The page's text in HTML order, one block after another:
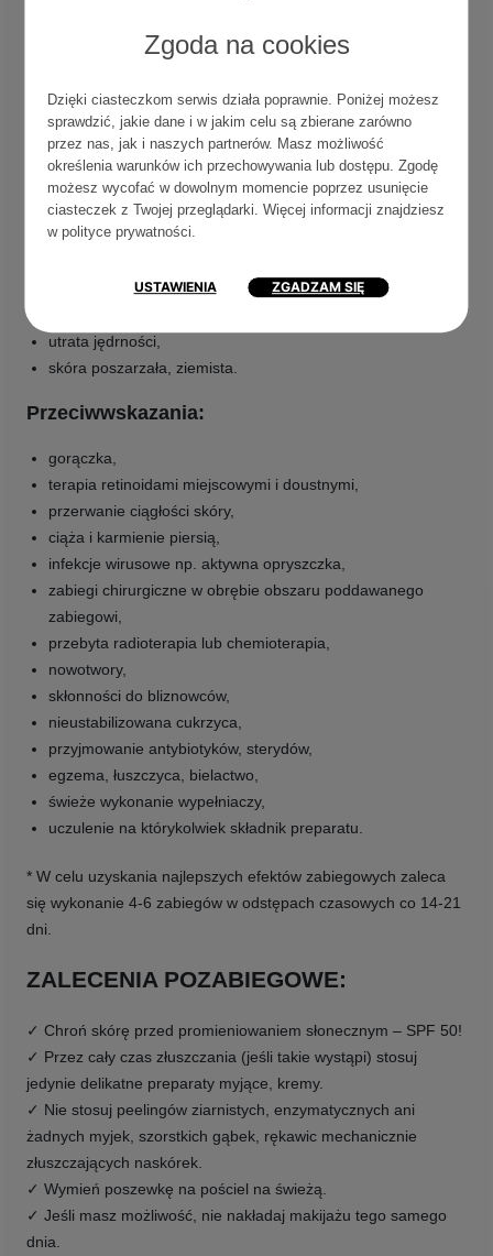
Zgoda na cookies
Dzięki ciasteczkom serwis działa poprawnie. Poniżej możesz
sprawdzić, jakie dane i w jakim celu są zbierane zarówno
przez nas, jak i naszych partnerów. Masz możliwość
określenia warunków ich przechowywania lub dostępu. Zgodę
możesz wycofać w dowolnym momencie poprzez usunięcie
ciasteczek z Twojej przeglądarki. Więcej informacji znajdziesz
w polityce prywatności.
USTAWIENIA ZGADZAM SIĘ
możliwość wnikać w
jeszcze głębsze warstwy skóry, co
bezpośrednio wpływa na mocniejsze działanie i szybsze
przywrócić prawidłową równowagę skórze.
Wskazania:
skóra potrzebująca rewitalizacji,
przebarwienia,
nadmierna produkcja sebum,
utrata jędrności,
skóra poszarzała, ziemista.
Przeciwwskazania:
gorączka,
terapia retinoidami miejscowymi i doustnymi,
przerwanie ciągłości skóry,
ciąża i karmienie piersią,
infekcje wirusowe np. aktywna opryszczka,
zabiegi chirurgiczne w obrębie obszaru poddawanego
zabiegowi,
przebyta radioterapia lub chemioterapia,
nowotwory,
skłonności do bliznowców,
nieustabilizowana cukrzyca,
przyjmowanie antybiotyków, sterydów,
egzema, łuszczyca, bielactwo,
świeże wykonanie wypełniaczy,
uczulenie na którykolwiek składnik preparatu.
* W celu uzyskania najlepszych efektów zabiegowych zaleca
się wykonanie 4-6 zabiegów w odstępach czasowych co 14-21
dni.
ZALECENIA POZABIEGOWE:
✓ Chroń skórę przed promieniowaniem słonecznym – SPF 50!
✓ Przez cały czas złuszczania (jeśli takie wystąpi) stosuj
jedynie delikatne preparaty myjące, kremy.
✓ Nie stosuj peelingów ziarnistych, enzymatycznych ani
żadnych myjek, szorstkich gąbek, rękawic mechanicznie
złuszczających naskórek.
✓ Wymień poszewkę na pościel na świeżą.
✓ Jeśli masz możliwość, nie nakładaj makijażu tego samego
dnia.